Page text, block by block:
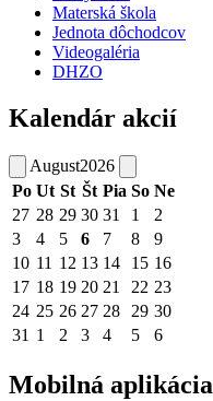
Materská škola
Jednota dôchodcov
Videogaléria
DHZO
Kalendár akcií
August2026
Po Ut St Št Pia So Ne
27 28 29 30 31 1
2
3
4 5 6 7 8
9
10 11 12 13 14 15 16
17 18 19 20 21 22 23
24 25 26 27 28 29 30
31 1 2 3 4 5 6
Mobilná aplikácia